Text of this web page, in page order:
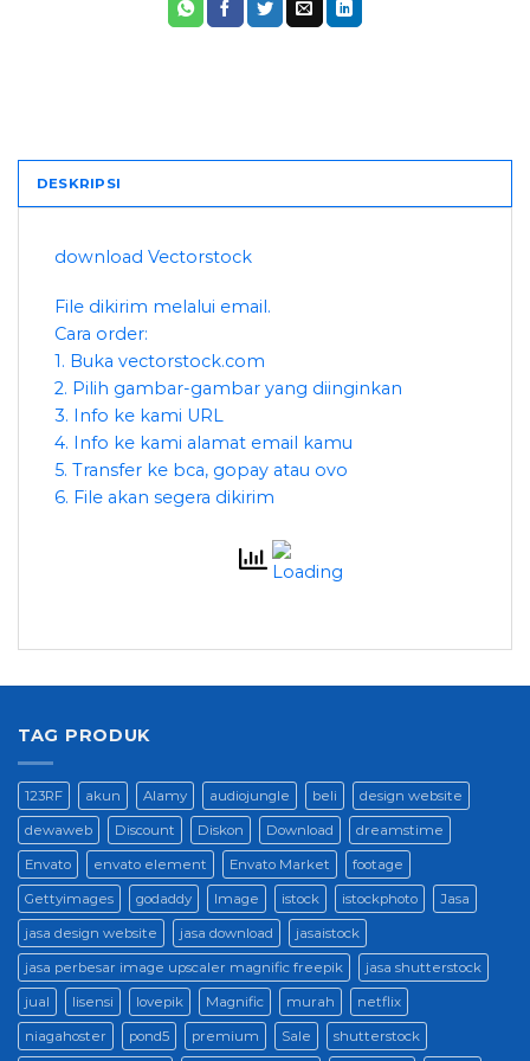
DESKRIPSI
download Vectorstock
File dikirim melalui email.
Cara order:
1. Buka vectorstock.com
2. Pilih gambar-gambar yang diinginkan
3. Info ke kami URL
4. Info ke kami alamat email kamu
5. Transfer ke bca, gopay atau ovo
6. File akan segera dikirim
TAG PRODUK
123RF akun Alamy audiojungle beli design website
dewaweb Discount Diskon Download dreamstime
Envato envato element Envato Market footage
Gettyimages godaddy Image istock istockphoto Jasa
jasa design website jasa download jasaistock
jasa perbesar image upscaler magnific freepik jasa shutterstock
jual lisensi lovepik Magnific murah netflix
niagahoster pond5 premium Sale shutterstock